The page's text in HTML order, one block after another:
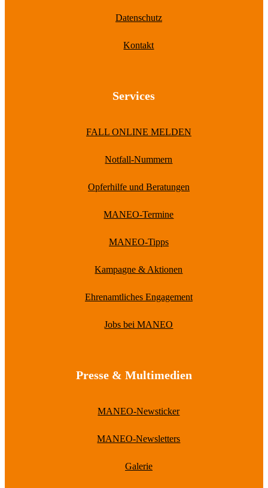
Datenschutz
Kontakt
Services
FALL ONLINE MELDEN
Notfall-Nummern
Opferhilfe und Beratungen
MANEO-Termine
MANEO-Tipps
Kampagne & Aktionen
Ehrenamtliches Engagement
Jobs bei MANEO
Presse & Multimedien
MANEO-Newsticker
MANEO-Newsletters
Galerie